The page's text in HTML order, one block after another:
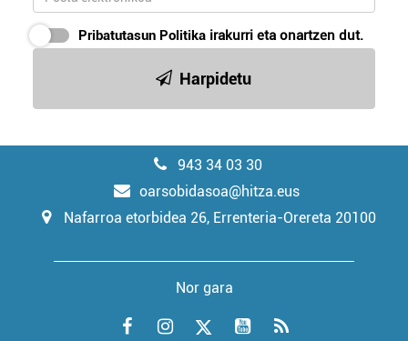
Pribatutasun Politika irakurri eta onartzen dut.
Harpidetu
943 34 03 30
oarsobidasoa@hitza.eus
Nafarroa etorbidea 26, Errenteria-Orereta 20100
Nor gara